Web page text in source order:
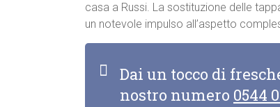
casa a Russi. La sostituzione delle
un notevole impulso all’aspetto
Dai un tocco di
nostro numero 0544